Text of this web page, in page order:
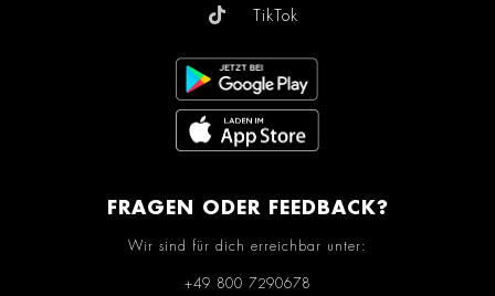
TikTok
FRAGEN ODER FEEDBACK?
Wir sind für dich erreichbar unter:
+49 800 7290678